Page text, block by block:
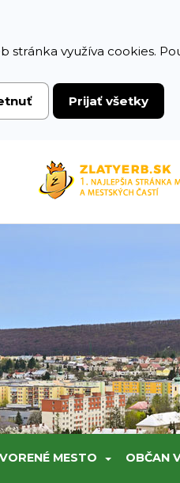
stránka využíva cookies.
Prijať všetky
MESTO OBČAN